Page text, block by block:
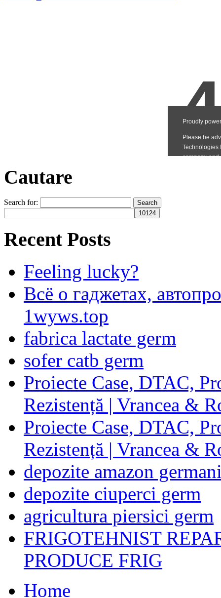
Cautare
Search for:
Recent Posts
Feeling lucky?
Всё о гаджетах,
1wyws.top
fabrica lactate germ
sofer catb germ
Proiecte Case, DTAC,
Rezistență | Vrancea &
Proiecte Case, DTAC,
Rezistență | Vrancea &
depozite amazon
depozite ciuperci germ
agricultura piersici germ
FRIGOTEHNIST
PRODUCE FRIG
Home